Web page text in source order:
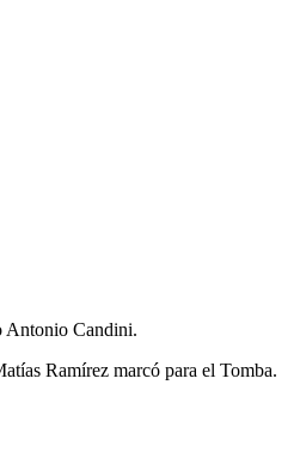
Antonio Candini.
Ramírez marcó para el Tomba.